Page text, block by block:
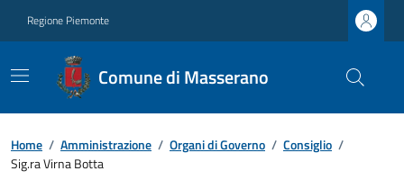
Regione Piemonte
Comune di Masserano
Home / Amministrazione / Organi di Governo / Consiglio /
Sig.ra Virna Botta